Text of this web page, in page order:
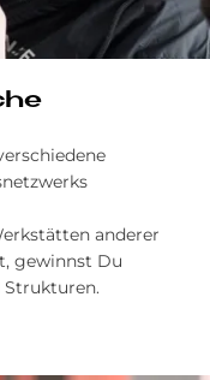
anderer
gewinnst Du
Strukturen.